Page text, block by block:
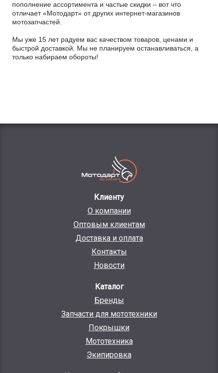
пополнение ассортимента и частые скидки – вот что
отличает «Мотодарт» от других интернет-магазинов
мотозапчастей.
Мы уже 15 лет радуем вас качеством товаров, ценами и
быстрой доставкой. Мы не планируем останавливаться, а
только набираем обороты!
Клиенту
О компании
Оптовым клиентам
Доставка и оплата
Контакты
Новости
Каталог
Бренды
Запчасти для мототехники
Покрышки
Мототехника
Экипировка